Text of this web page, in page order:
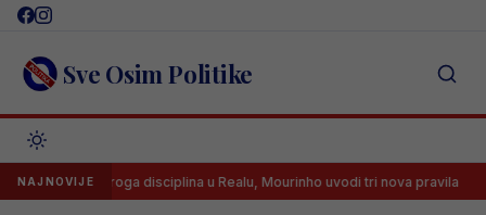
Skip
content Sve Osim Politike
NAJNOVIJE
Stroga disciplina u Realu, Mourinho uvodi tri nova pravila